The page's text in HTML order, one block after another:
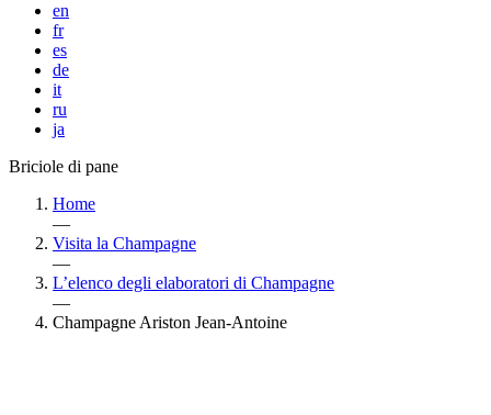
en
fr
es
de
it
ru
ja
Briciole di pane
Home
—
Visita la Champagne
—
L’elenco degli elaboratori di Champagne
—
Champagne Ariston Jean-Antoine